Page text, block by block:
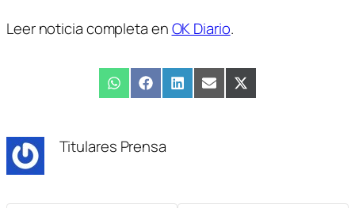
Leer noticia completa enOK Diario.
Compartir
en
WhatsAppCompartir
en
FacebookCompartir
en
LinkedInCompartir
en
EmailCompartir
en
X
(Twitter)
Titulares Prensa